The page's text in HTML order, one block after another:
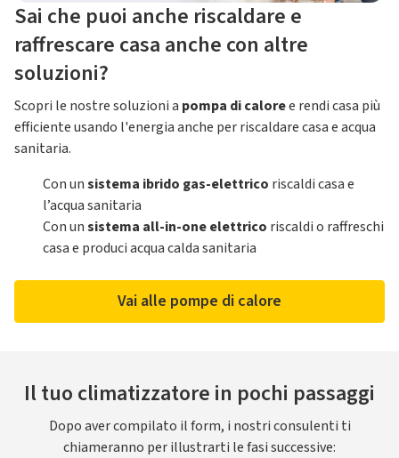
Sai che puoi anche riscaldare e
raffrescare casa anche con altre
soluzioni?
Scopri le nostre soluzioni a pompa di caloree rendi casa più
efficiente usando l'energia anche per riscaldare casa e acqua
sanitaria.
Con unsistema ibrido gas-elettrico riscaldi casa e
l’acqua sanitaria
Con unsistema all-in-one elettrico riscaldi o raffreschi
casa e produci acqua calda sanitaria
Vai alle pompe di calore
Il tuo climatizzatore in pochi passaggi
Dopo aver compilato il form, i nostri consulenti ti
chiameranno per illustrarti le fasi successive: